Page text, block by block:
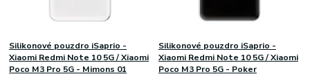
Silikonové pouzdro iSaprio -
Xiaomi Redmi Note 10 5G / Xiaomi
Poco M3 Pro 5G - Mimons 01
Silikonové pouzdro iSaprio -
Xiaomi Redmi Note 10 5G / Xiaomi
Poco M3 Pro 5G - Poker